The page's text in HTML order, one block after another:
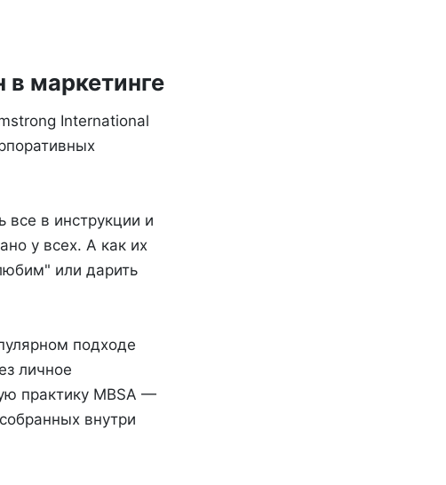
в маркетинге
International
все в инструкции и
у всех. А как их
или дарить
подходе
личное
практику MBSA —
внутри